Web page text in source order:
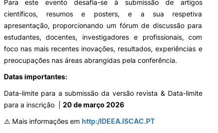
Política de privacidade e cookies
©2026 Instituto Politécnico de Coimbra | Instituto Superior de Contabilidade e Administração de
Coimbra. Todos os direitos reservados.
Para este evento desafia-se à submissão de artigos
científicos, resumos e posters, e a sua respetiva
apresentação, proporcionando um fórum de discussão para
estudantes, docentes, investigadores e profissionais, com
foco nas mais recentes inovações, resultados, experiências e
preocupações nas áreas abrangidas pela conferência.
Datas importantes:
Data-limite para a submissão da versão revista & Data-limite
para a inscrição | 20 de março 2026
⚠️ Mais informações em http:/IDEEA.ISCAC.PT